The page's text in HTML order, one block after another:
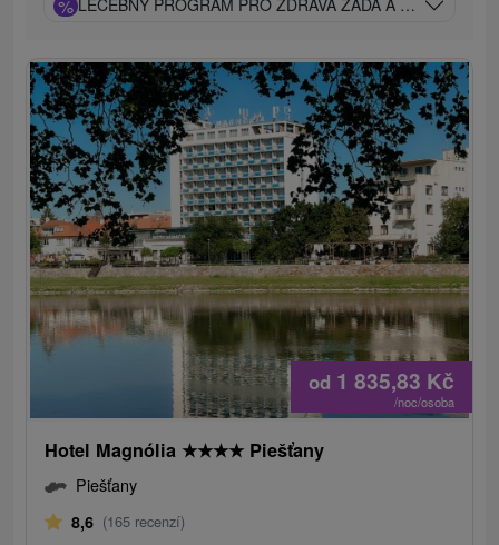
%
od 1 835,83 Kč
/noc/osoba
Hotel Magnólia ★★★★ Piešťany
Piešťany
8,6 (165 recenzí)